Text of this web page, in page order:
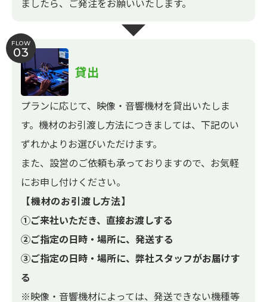
ましたら、ご発注をお願いいたします。
FLOW
03
貸出
プランに応じて、映像・音響機材を貸出いたしま
す。機材のお引渡し方法につきましては、下記のい
ずれかよりお選びいただけます。
また、設営のご依頼も承っておりますので、お気軽
にお申し付けください。
【機材のお引渡し方法】
①ご来社いただき、直接お渡しする
②ご指定の日時・場所に、発送する
③ご指定の日時・場所に、弊社スタッフがお届けす
る
※映像・音響機材によっては、発送できない機種等